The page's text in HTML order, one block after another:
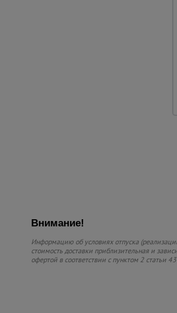
Внимание!
Информацию об условиях отпуска
стоимость доставки приблизительная и
офертой в соответствии с пунктом 2 статьи